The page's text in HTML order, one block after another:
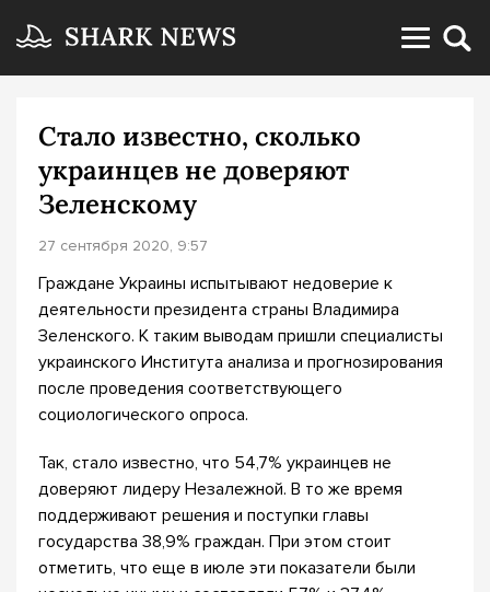
Стало известно, сколько
украинцев не доверяют
Зеленскому
27 сентября 2020, 9:57
Граждане Украины испытывают недоверие к
деятельности президента страны Владимира
Зеленского. К таким выводам пришли специалисты
украинского Института анализа и прогнозирования
после проведения соответствующего
социологического опроса.
Так, стало известно, что 54,7% украинцев не
доверяют лидеру Незалежной. В то же время
поддерживают решения и поступки главы
государства 38,9% граждан. При этом стоит
отметить, что еще в июле эти показатели были